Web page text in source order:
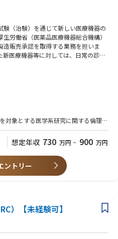
（治験）を通じて新しい医療機器の
労働省（医薬品医療機器総合機構）
販売承認を取得する業務を担いま
医療機器等に対しては、日常の診療
器の品質、有効性及び安全性等に関
のために行う調査又は試験を実施
った医療機器の適正な使用について
も担います。また、市販後臨床研究
3つの組織で構成されています。Clini
売前のプロジェクトを担当し、Clinic
および安全性報告活動を担当し、Evi
ェクトを担当しています。
ざまな種類の臨床研究を実施するた
対象とする医学系研究に関する倫理指
、SMO等）の管理経験
、技師等）
床開発に準じた業務経験
る倫理指針、臨床研究法及びその他の
想定年収 730 万円 ~ 900 万円
ントリー
）【未経験可】